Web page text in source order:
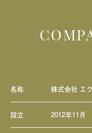
名称 株式会社 エ
設立 2012年11月